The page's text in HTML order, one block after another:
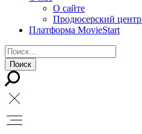
О сайте
Продюсерский
Платформа MovieStart